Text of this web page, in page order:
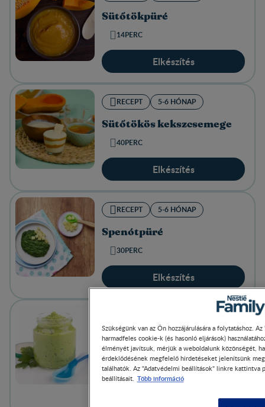
Sütőtökpüré
14PERC
Elkészítés
RECEPT 5-6 HÓNAP
Sütőtökös kekszcsemege
40PERC
Elkészítés
RECEPT 5-6 HÓNAP
Spenótpüré
30PERC
Elkészítés
Spenótos-parmezános
krém
20PERC
Szükségünk van az Ön hozzájárulására a folytatáshoz.
harmadfeles cookie-k (és hasonló eljárások)
élményét javítsuk, mérjük a weboldalunk közönségét,
érdeklődésének megfelelő hirdetéseket jelenítsünk
találhatók. Az "Adatvédelmi beállítások" linkre kattintva
beállításait. Több információ